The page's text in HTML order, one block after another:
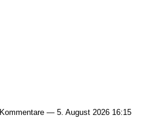
Kommentare — 5. August 2026 16:15